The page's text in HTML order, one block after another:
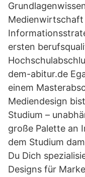
ersten
dem-abitur.de
einem
Mediendesign
Studium –
große Palette an
dem Studium
Du Dich
Designs für